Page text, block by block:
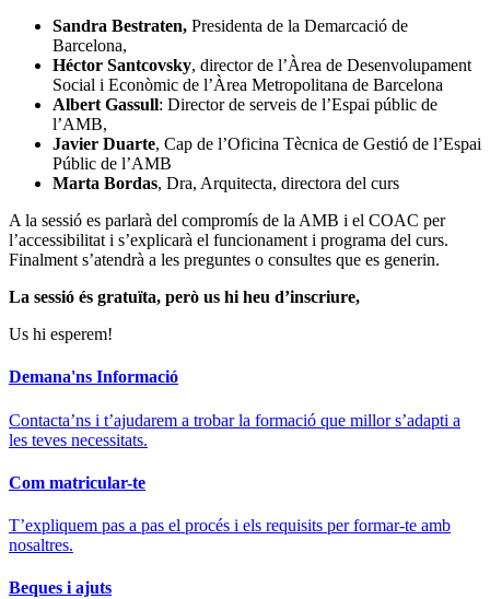
Sandra Bestraten, Presidenta de la Demarcació de
Barcelona,
Héctor Santcovsky, director de l’Àrea de Desenvolupament
Social i Econòmic de l’Àrea Metropolitana de Barcelona
Albert Gassull: Director de serveis de l’Espai públic de
l’AMB,
Javier Duarte, Cap de l’Oficina Tècnica de Gestió de l’Espai
Públic de l’AMB
Marta Bordas, Dra, Arquitecta, directora del curs
A la sessió es parlarà del compromís de la AMB i el COAC per
l’accessibilitat i s’explicarà el funcionament i programa del curs.
Finalment s’atendrà a les preguntes o consultes que es generin.
La sessió és gratuïta, però us hi heu d’inscriure,
Us hi esperem!
Demana'ns Informació
Contacta’ns i t’ajudarem a trobar la formació que millor s’adapti a
les teves necessitats.
Com matricular-te
T’expliquem pas a pas el procés i els requisits per formar-te amb
nosaltres.
Beques i ajuts